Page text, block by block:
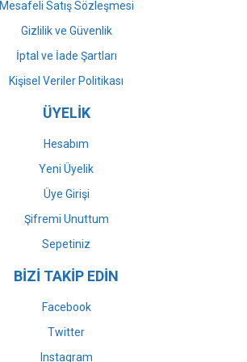
Mesafeli Satış Sözleşmesi
Gizlilik ve Güvenlik
İptal ve İade Şartları
Kişisel Veriler Politikası
ÜYELİK
Hesabım
Yeni Üyelik
Üye Girişi
Şifremi Unuttum
Sepetiniz
BİZİ TAKİP EDİN
Facebook
Twitter
Instagram